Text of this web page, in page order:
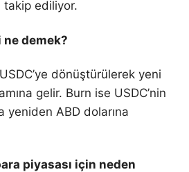
takip ediliyor.
demek?
dönüştürülerek yeni
gelir. Burn ise USDC’nin
yeniden ABD dolarına
piyasası için neden